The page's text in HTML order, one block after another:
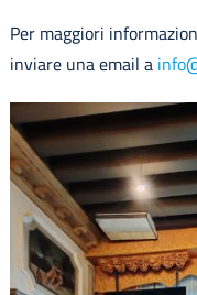
Per maggiori
inviare una email a